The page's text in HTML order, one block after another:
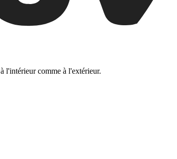
l'intérieur comme à l'extérieur.